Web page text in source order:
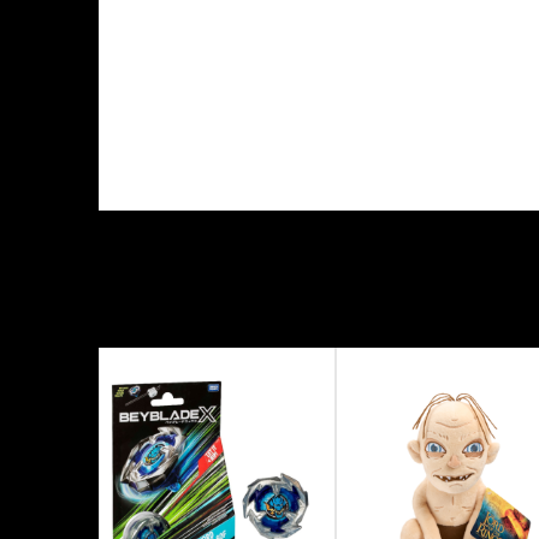
Proizvođač
Veličina figure